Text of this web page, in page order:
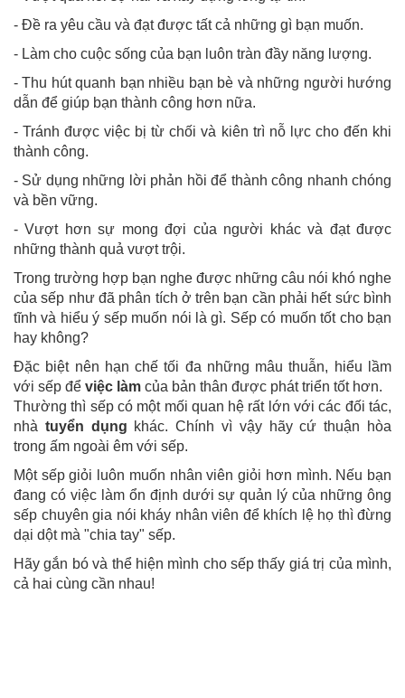
- Đề ra yêu cầu và đạt được tất cả những gì bạn muốn.
- Làm cho cuộc sống của bạn luôn tràn đầy năng lượng.
- Thu hút quanh bạn nhiều bạn bè và những người hướng
dẫn để giúp bạn thành công hơn nữa.
- Tránh được việc bị từ chối và kiên trì nỗ lực cho đến khi
thành công.
- Sử dụng những lời phản hồi để thành công nhanh chóng
và bền vững.
- Vượt hơn sự mong đợi của người khác và đạt được
những thành quả vượt trội.
Trong trường hợp bạn nghe được những câu nói khó nghe
của sếp như đã phân tích ở trên bạn cần phải hết sức bình
tĩnh và hiểu ý sếp muốn nói là gì. Sếp có muốn tốt cho bạn
hay không?
Đặc biệt nên hạn chế tối đa những mâu thuẫn, hiểu lầm
với sếp để việc làm của bản thân được phát triển tốt hơn.
Thường thì sếp có một mối quan hệ rất lớn với các đối tác,
nhà tuyển dụng khác. Chính vì vậy hãy cứ thuận hòa
trong ấm ngoài êm với sếp.
Một sếp giỏi luôn muốn nhân viên giỏi hơn mình. Nếu bạn
đang có việc làm ổn định dưới sự quản lý của những ông
sếp chuyên gia nói kháy nhân viên để khích lệ họ thì đừng
dại dột mà "chia tay" sếp.
Hãy gắn bó và thể hiện mình cho sếp thấy giá trị của mình,
cả hai cùng cần nhau!